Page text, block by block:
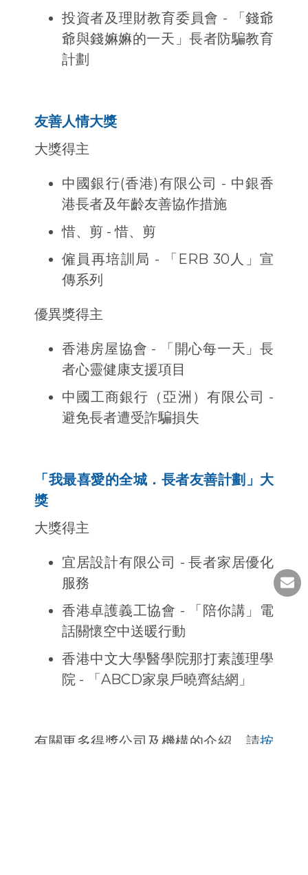
投資者及理財教育委員會 - 「錢爺
爺與錢嫲嫲的一天」長者防騙教育
計劃
友善人情大獎
大獎得主
中國銀行(香港)有限公司 - 中銀香
港長者及年齡友善協作措施
惜、剪 - 惜、剪
僱員再培訓局 - 「ERB 30人」宣
傳系列
優異獎得主
香港房屋協會 - 「開心每一天」長
者心靈健康支援項目
中國工商銀行（亞洲）有限公司 -
避免長者遭受詐騙損失
「我最喜愛的全城．長者友善計劃」大
獎
大獎得主
宜居設計有限公司 - 長者家居優化
服務
香港卓護義工協會 - 「陪你講」電
話關懷空中送暖行動
香港中文大學醫學院那打素護理學
院 - 「ABCD家泉戶曉齊結網」
有關更多得獎公司及機構的介紹，請按